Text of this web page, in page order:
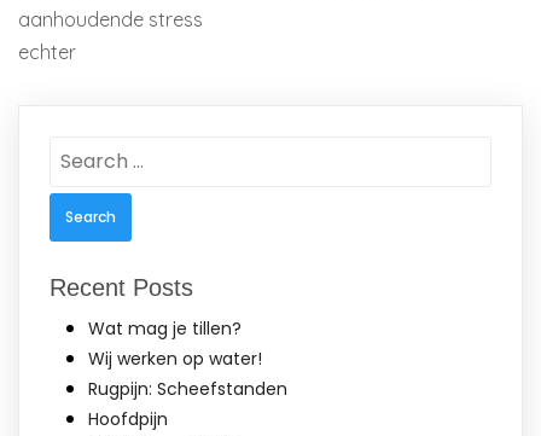
aanhoudende stress
echter
for:
Recent Posts
Wat mag je tillen?
Wij werken op water!
Rugpijn: Scheefstanden
Hoofdpijn